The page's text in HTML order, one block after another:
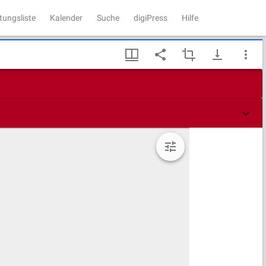
Kalender Suche digiPress Hilfe